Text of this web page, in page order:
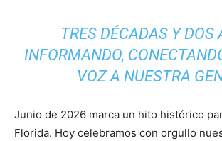
TRES DÉCADAS Y DOS
INFORMANDO,
VOZ A NUESTRA
Junio de 2026 marca un hito histórico
Florida. Hoy celebramos con orgullo